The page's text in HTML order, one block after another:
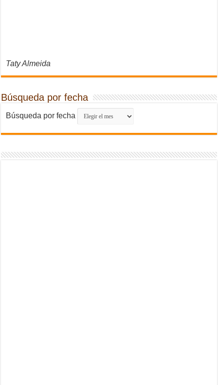
Taty Almeida
Búsqueda por fecha
Búsqueda por fecha